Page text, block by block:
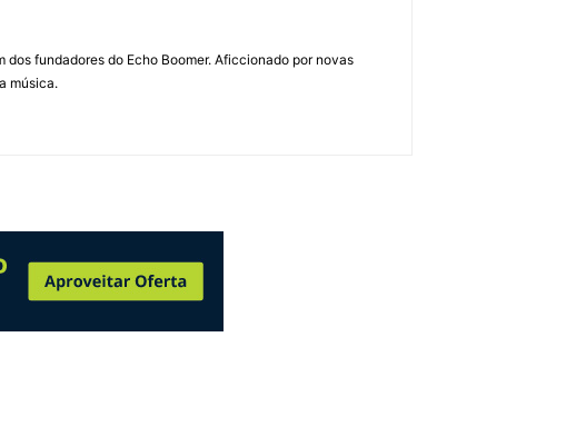
fundadores do Echo Boomer. Aficcionado por novas
música.